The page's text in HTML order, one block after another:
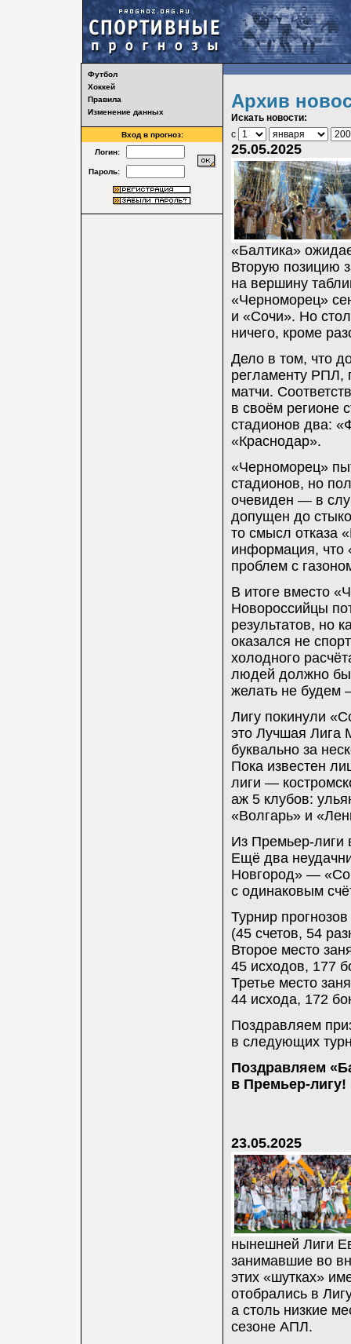
Футбол
Хоккей
Правила
Изменение данных
Вход в прогноз:
Логин:
Пароль:
Архив
Искать новости:
с
25.05.2025
«Балтика»
Вторую позицию
на вершину
«Черноморец»
и «Сочи». Но
ничего, кроме
Дело в том, что
регламенту РПЛ,
матчи.
в своём регионе
стадионов два:
«Краснодар».
«Черноморец»
стадионов, но
очевиден — в
допущен до
то смысл отказа
информация, что
проблем с
В итоге вместо
Новороссийцы
результатов, но
оказался не
холодного
людей должно
желать не будем
Лигу покинули
это Лучшая Лига
буквально за
Пока известен
лиги —
аж 5 клубов:
«Волгарь» и
Из Премьер-лиги
Ещё два
Новгород» —
с одинаковым
Турнир
(45 счетов, 54
Второе место
45 исходов, 177
Третье место
44 исхода, 172
Поздравляем
в следующих
Поздравляем
в Премьер-лигу!
23.05.2025
нынешней Лиги
занимавшие во
этих «шутках»
отобрались в
а столь низкие
сезоне АПЛ.